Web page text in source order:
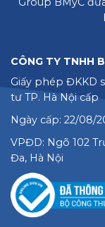
CÔNG TY TNHH
Giấy phép ĐKKD
tư TP. Hà Nội cấp
Ngày cấp: 22/08/
VPĐD: Ngõ 102
Đa, Hà Nội